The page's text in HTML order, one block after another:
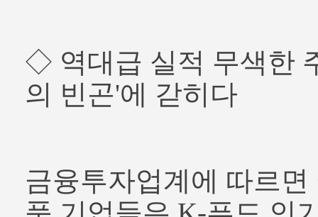
◇ 역대급 실적 무색한
의 빈곤'에 갇히다
금융투자업계에 따르